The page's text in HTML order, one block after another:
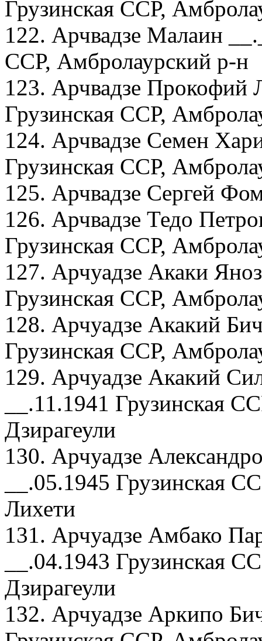
Грузинская ССР,
122. Арчвадзе Малаин
ССР, Амбролаурский р-н
123. Арчвадзе Прокофий
Грузинская ССР,
124. Арчвадзе Семен
Грузинская ССР,
125. Арчвадзе Сергей
126. Арчвадзе Тедо
Грузинская ССР,
127. Арчуадзе Акаки
Грузинская ССР,
128. Арчуадзе Акакий
Грузинская ССР,
129. Арчуадзе Акакий
__.11.1941 Грузинская
Дзирагеули
130. Арчуадзе
__.05.1945 Грузинская
Лихети
131. Арчуадзе Амбако
__.04.1943 Грузинская
Дзирагеули
132. Арчуадзе Аркипо